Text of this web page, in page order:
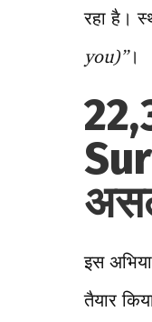
रहा है।
you)”।
इस
तैयार